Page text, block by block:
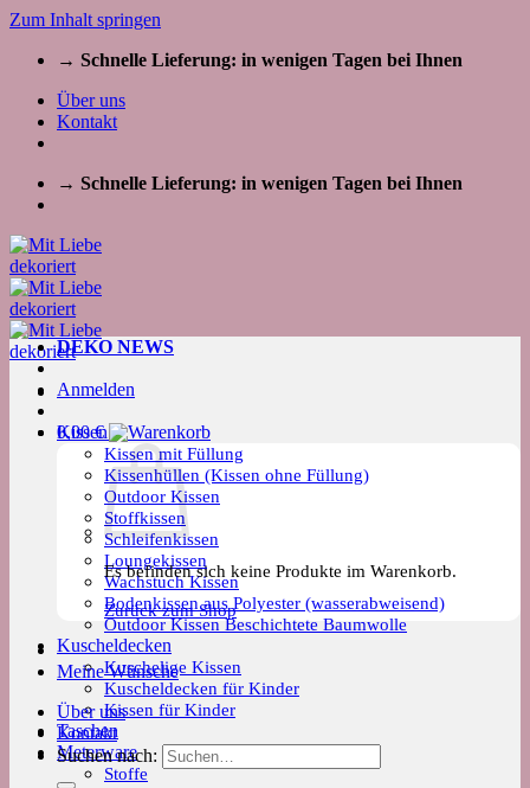
Zum Inhalt springen
→ Schnelle Lieferung: in wenigen Tagen bei Ihnen
Über uns
Kontakt
→ Schnelle Lieferung: in wenigen Tagen bei Ihnen
Kissen
Kissen mit Füllung
Kissenhüllen (Kissen ohne Füllung)
Outdoor Kissen
Stoffkissen
Schleifenkissen
Loungekissen
Wachstuch Kissen
Bodenkissen aus Polyester (wasserabweisend)
Outdoor Kissen Beschichtete Baumwolle
Kuscheldecken
Kuschelige Kissen
Kuscheldecken für Kinder
Kissen für Kinder
Taschen
Meterware
Stoffe
DEKO NEWS
Anmelden
0,00€
Es befinden sich keine Produkte im Warenkorb.
Zurück zum Shop
Meine Wünsche
Über uns
Kontakt
Suchen nach: